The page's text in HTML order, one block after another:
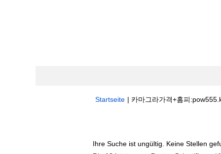
Startseite | 카­마­그라­가­격+홈­피
Ihre Suche ist ungültig. Keine Stellen